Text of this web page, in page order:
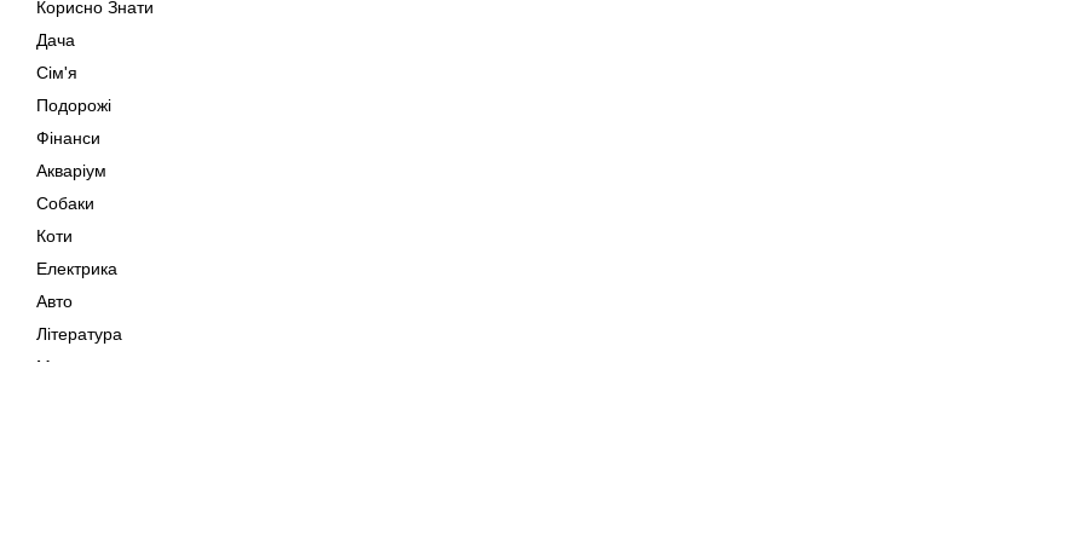
Корисно Знати
Дача
Сім'я
Подорожі
Фінанси
Акваріум
Собаки
Коти
Електрика
Авто
Література
Музика